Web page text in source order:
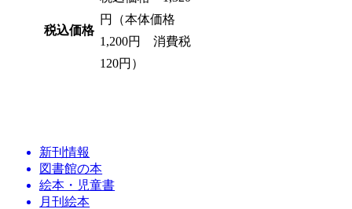
税込価格
円（本体価格
1,200円 消費税
120円）
新刊情報
図書館の本
絵本・児童書
月刊絵本